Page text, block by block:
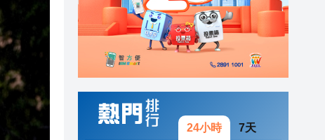
14:10
14:06
13:59
13:17
24小時 7天